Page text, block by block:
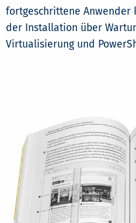
fortgeschrittene Anwender
der Installation über
Virtualisierung und